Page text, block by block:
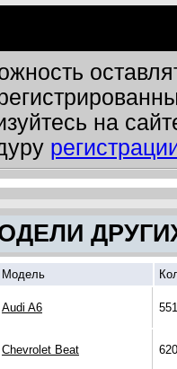
на
Модель
Audi A6
Chevrolet Beat